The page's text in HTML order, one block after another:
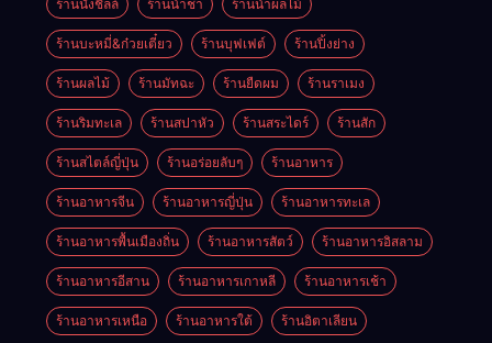
ร้านนั่งชิลล์ ร้านน้ำชา ร้านน้ำผลไม้
ร้านบะหมี่&ก๋วยเตี๋ยว ร้านบุฟเฟต์ ร้านปิ้งย่าง
ร้านผลไม้ ร้านมัทฉะ ร้านยืดผม ร้านราเมง
ร้านริมทะเล ร้านสปาหัว ร้านสระไดร์ ร้านสัก
ร้านสไตล์ญี่ปุ่น ร้านอร่อยลับๆ ร้านอาหาร
ร้านอาหารจีน ร้านอาหารญี่ปุ่น ร้านอาหารทะเล
ร้านอาหารพื้นเมืองถิ่น ร้านอาหารสัตว์ ร้านอาหารอิสลาม
ร้านอาหารอีสาน ร้านอาหารเกาหลี ร้านอาหารเช้า
ร้านอาหารเหนือ ร้านอาหารใต้ ร้านอิตาเลียน